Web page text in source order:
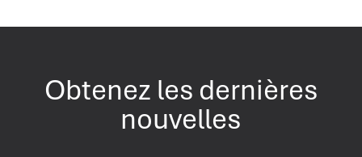
Obtenez les dernières
nouvelles